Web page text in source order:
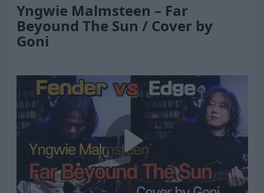
Yngwie Malmsteen – Far
Beyound The Sun / Cover by
Goni
Play
Video